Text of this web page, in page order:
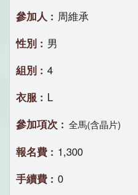
周維承
男
4
L
全馬(含晶片)
1,300
0